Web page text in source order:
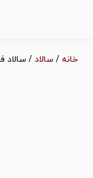
/سالاد / سالاد فصل